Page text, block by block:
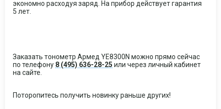
экономно расходуя заряд. На прибор действует гарантия
5 лет.
Заказать тонометр Армед YE8300N можно прямо сейчас
по телефону 8 (495) 636-28-25 или через личный кабинет
на сайте.
Поторопитесь получить новинку раньше других!